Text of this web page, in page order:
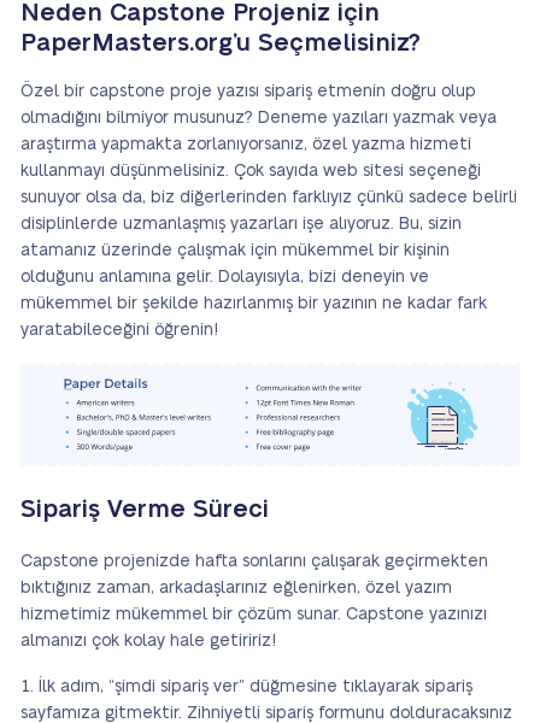
Neden Capstone Projeniz için
PaperMasters.org’u Seçmelisiniz?
Özel bir capstone proje yazısı sipariş etmenin doğru olup
olmadığını bilmiyor musunuz? Deneme yazıları yazmak veya
araştırma yapmakta zorlanıyorsanız, özel yazma hizmeti
kullanmayı düşünmelisiniz. Çok sayıda web sitesi seçeneği
sunuyor olsa da, biz diğerlerinden farklıyız çünkü sadece belirli
disiplinlerde uzmanlaşmış yazarları işe alıyoruz. Bu, sizin
atamanız üzerinde çalışmak için mükemmel bir kişinin
olduğunu anlamına gelir. Dolayısıyla, bizi deneyin ve
mükemmel bir şekilde hazırlanmış bir yazının ne kadar fark
yaratabileceğini öğrenin!
Sipariş Verme Süreci
Capstone projenizde hafta sonlarını çalışarak geçirmekten
bıktığınız zaman, arkadaşlarınız eğlenirken, özel yazım
hizmetimiz mükemmel bir çözüm sunar. Capstone yazınızı
almanızı çok kolay hale getiririz!
İlk adım, “şimdi sipariş ver” düğmesine tıklayarak sipariş
sayfamıza gitmektir. Zihniyetli sipariş formunu dolduracaksınız